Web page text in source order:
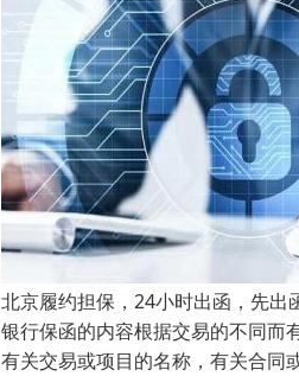
北京履约担保，24小时出函，先出
银行保函的内容根据交易的不同而
有关交易或项目的名称，有关合同